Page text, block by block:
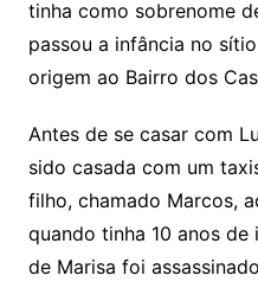
tinha como sobrenome
passou a infância no
origem ao Bairro dos
Antes de se casar com
sido casada com um
filho, chamado Marcos,
quando tinha 10 anos
de Marisa foi